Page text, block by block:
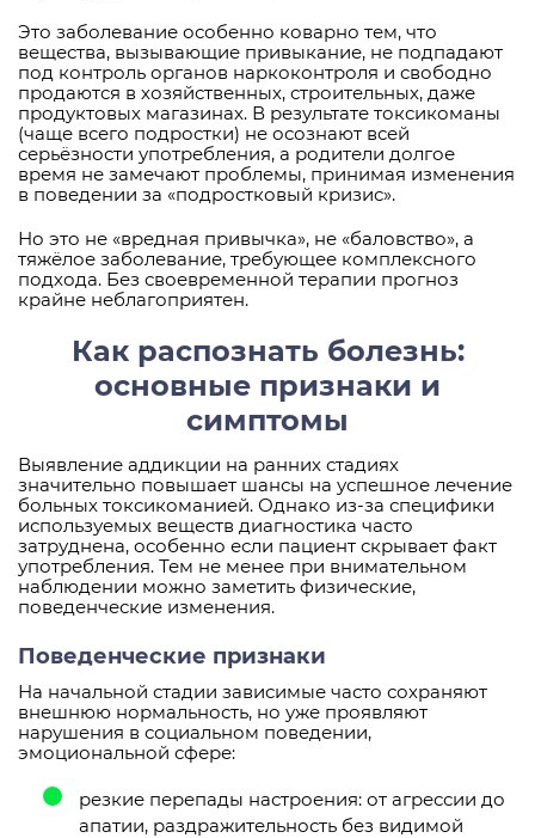
Это заболевание особенно коварно тем, что
вещества, вызывающие привыкание, не подпадают
под контроль органов наркоконтроля и свободно
продаются в хозяйственных, строительных, даже
продуктовых магазинах. В результате токсикоманы
(чаще всего подростки) не осознают всей
серьёзности употребления, а родители долгое
время не замечают проблемы, принимая изменения
в поведении за «подростковый кризис».
Но это не «вредная привычка», не «баловство», а
тяжёлое заболевание, требующее комплексного
подхода. Без своевременной терапии прогноз
крайне неблагоприятен.
Как распознать болезнь:
основные признаки и
симптомы
Выявление аддикции на ранних стадиях
значительно повышает шансы на успешное лечение
больных токсикоманией. Однако из-за специфики
используемых веществ диагностика часто
затруднена, особенно если пациент скрывает факт
употребления. Тем не менее при внимательном
наблюдении можно заметить физические,
поведенческие изменения.
Поведенческие признаки
На начальной стадии зависимые часто сохраняют
внешнюю нормальность, но уже проявляют
нарушения в социальном поведении,
эмоциональной сфере:
резкие перепады настроения: от агрессии до
апатии, раздражительность без видимой